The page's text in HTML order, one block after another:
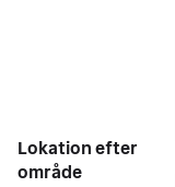
Lokation efter
område